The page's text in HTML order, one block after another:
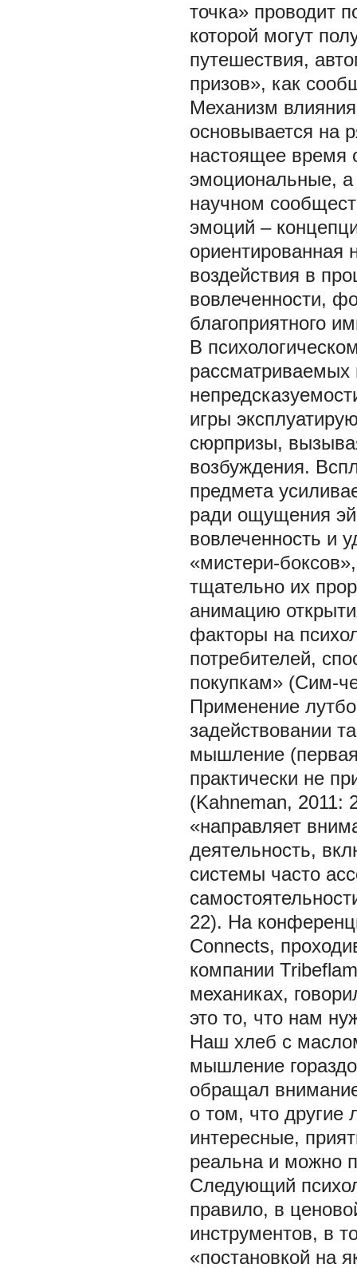
точка» проводит
которой могут
путешествия,
призов», как
Механизм
основывается на
настоящее время
эмоциональные,
научном
эмоций –
ориентированная
воздействия в
вовлеченности,
благоприятного
В
рассматриваемых
игры
сюрпризы,
возбуждения.
предмета
ради ощущения
вовлеченность и
«мистери-
тщательно их
анимацию
факторы на
потребителей,
покупкам» (Сим-
Применение
задействовании
мышление
практически не
(Kahneman, 2011:
«направляет
деятельность,
системы часто
22). На
Connects,
компании
механиках,
это то, что нам
Наш хлеб с
мышление
обращал
о том, что другие
интересные,
реальна и можно
Следующий
правило, в
инструментов, в
«постановкой на